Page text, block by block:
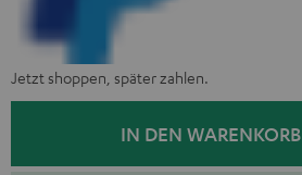
Jetzt shoppen, später zahlen.
IN DEN WARENKORB